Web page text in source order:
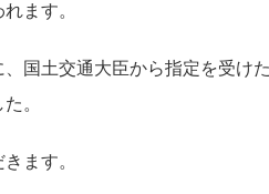
ます。
国土交通大臣から指定を受け
。
ます。